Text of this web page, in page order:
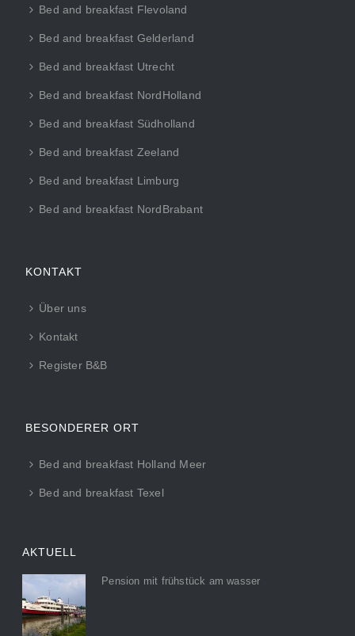
Bed and breakfast Flevoland
Bed and breakfast Gelderland
Bed and breakfast Utrecht
Bed and breakfast NordHolland
Bed and breakfast Südholland
Bed and breakfast Zeeland
Bed and breakfast Limburg
Bed and breakfast NordBrabant
KONTAKT
Über uns
Kontakt
Register B&B
BESONDERER ORT
Bed and breakfast Holland Meer
Bed and breakfast Texel
AKTUELL
Pension mit frühstück am wasser